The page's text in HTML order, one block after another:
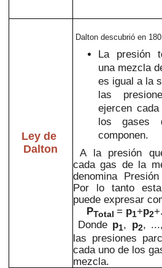
Ley de
Dalton
Dalton descubrió en
La presión
una mezcla
es igual a la
las
ejercen
los gases
componen.
A la presión
cada gas de la
denomina Presión
Por lo tanto
puede expresar
PTotal = p1+p2
Donde p1, p2,
las presiones
cada uno de los
mezcla.